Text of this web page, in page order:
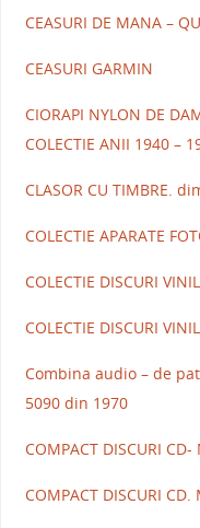
CEASURI DE MANA –
CEASURI GARMIN
CIORAPI NYLON DE
COLECTIE ANII 1940 –
CLASOR CU TIMBRE.
COLECTIE APARATE
COLECTIE DISCURI
COLECTIE DISCURI
Combina audio – de
5090 din 1970
COMPACT DISCURI
COMPACT DISCURI